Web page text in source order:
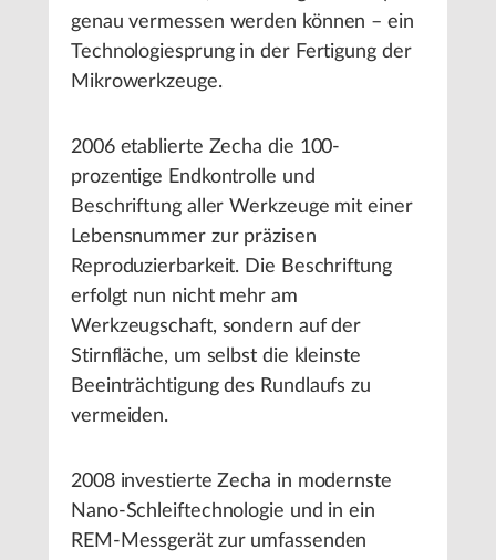
genau vermessen werden können – ein
Technologiesprung in der Fertigung der
Mikrowerkzeuge.
2006 etablierte Zecha die 100-
prozentige Endkontrolle und
Beschriftung aller Werkzeuge mit einer
Lebensnummer zur präzisen
Reproduzierbarkeit. Die Beschriftung
erfolgt nun nicht mehr am
Werkzeugschaft, sondern auf der
Stirnfläche, um selbst die kleinste
Beeinträchtigung des Rundlaufs zu
vermeiden.
2008 investierte Zecha in modernste
Nano-Schleiftechnologie und in ein
REM-Messgerät zur umfassenden